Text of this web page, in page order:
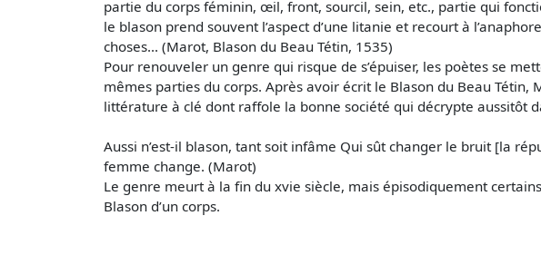
partie du corps féminin, œil, front, sourcil, sein, etc., partie qui
le blason prend souvent l’aspect d’une litanie et recourt à
choses... (Marot, Blason du Beau Tétin, 1535)
Pour renouveler un genre qui risque de s’épuiser, les poètes se
mêmes parties du corps. Après avoir écrit le Blason du Beau Tétin,
littérature à clé dont raffole la bonne société qui décrypte aussitôt
Aussi n’est-il blason, tant soit infâme Qui sût changer le bruit [la
femme change. (Marot)
Le genre meurt à la fin du xvie siècle, mais épisodiquement
Blason d’un corps.